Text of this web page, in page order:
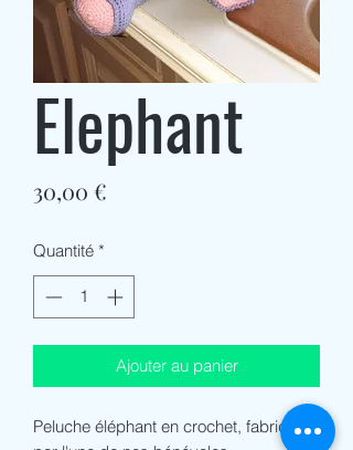
Elephant
30,00 €
Quantité *
Ajouter au panier
Peluche éléphant en crochet, fabriquée